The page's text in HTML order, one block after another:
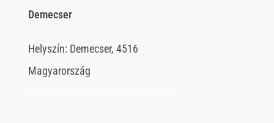
Demecser
Helyszín: Demecser, 4516
Magyarország